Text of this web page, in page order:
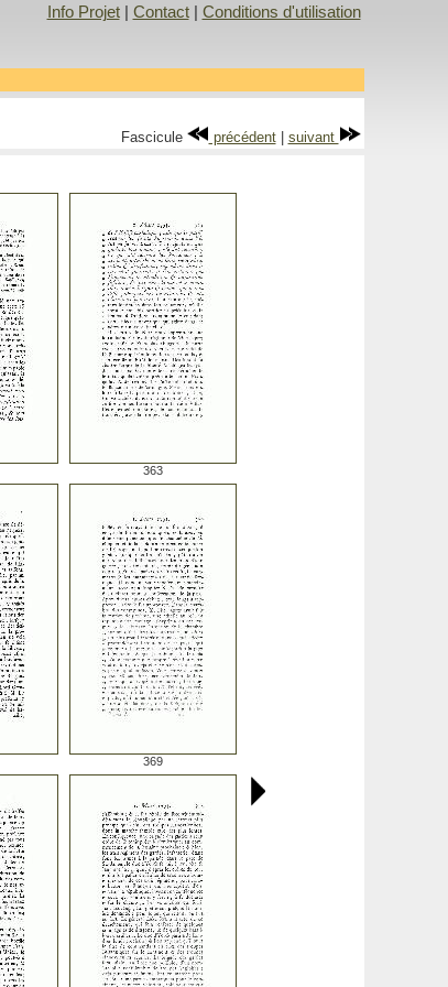
Info Projet| Contact| Conditions d'utilisation
Fascicule précédent| suivant
363
369